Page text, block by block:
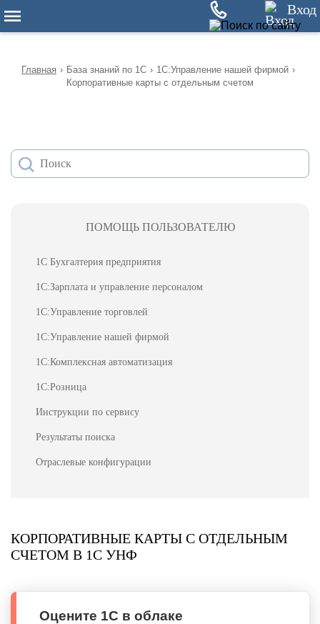
Вход
Главная › База знаний по 1С › 1С:Управление нашей фирмой ›
Корпоративные карты с отдельным счетом
ПОМОЩЬ ПОЛЬЗОВАТЕЛЮ
1С Бухгалтерия предприятия
1С:Зарплата и управление персоналом
1С:Управление торговлей
1С:Управление нашей фирмой
1С:Комплексная автоматизация
1С:Розница
Инструкции по сервису
Результаты поиска
Отраслевые конфигурации
КОРПОРАТИВНЫЕ КАРТЫ С ОТДЕЛЬНЫМ
СЧЕТОМ В 1С УНФ
Оцените 1С в облаке